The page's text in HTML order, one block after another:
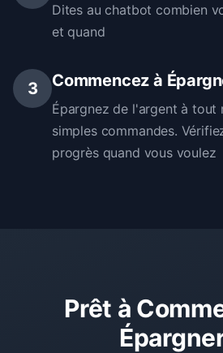
Dites au chatbot combien
et quand
3 Commencez à
Épargnez de l'argent à tout
simples commandes.
progrès quand vous voulez
Prêt à